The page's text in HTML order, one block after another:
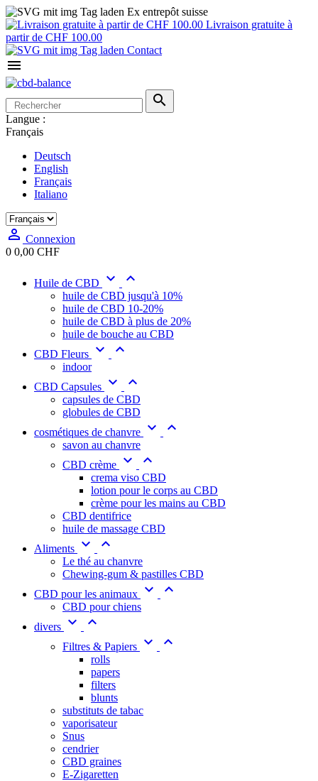
Ex entrepôt suisse
Livraison gratuite à
partir de CHF 100.00
Contact


Langue :
Français
Deutsch
English
Français
Italiano
 Connexion
0 0,00 CHF
Huile de CBD  
huile de CBD jusqu'à 10%
huile de CBD 10-20%
huile de CBD à plus de 20%
huile de bouche au CBD
CBD Fleurs  
indoor
CBD Capsules  
capsules de CBD
globules de CBD
cosmétiques de chanvre  
savon au chanvre
CBD crème  
crema viso CBD
lotion pour le corps au CBD
crème pour les mains au CBD
CBD dentifrice
huile de massage CBD
Aliments  
Le thé au chanvre
Chewing-gum & pastilles CBD
CBD pour les animaux  
CBD pour chiens
divers  
Filtres & Papiers  
rolls
papers
filters
blunts
substituts de tabac
vaporisateur
Snus
cendrier
CBD graines
E-Zigaretten